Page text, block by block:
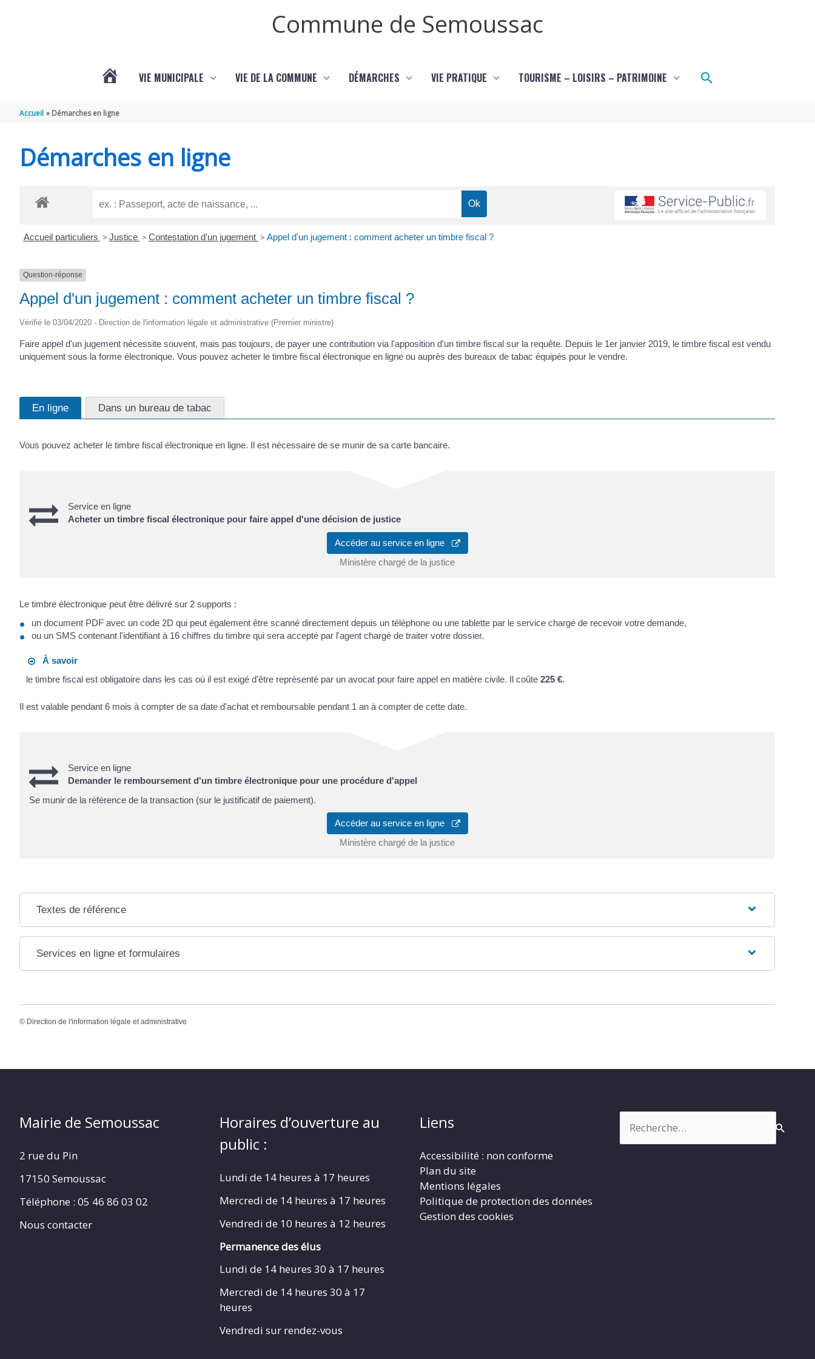
Commune de Semoussac
SEMOUSSAC
VIE MUNICIPALE VIE DE LA COMMUNE DÉMARCHES VIE PRATIQUE TOURISME – LOISIRS – PATRIMOINE Rechercher
Accueil Démarches en ligne
Démarches en ligne
Accueil particuliers > Justice > Contestation d'un jugement > Appel d'un jugement : comment acheter un timbre fiscal ?
Question-réponse
Appel d'un jugement : comment acheter un timbre fiscal ?
Vérifié le 03/04/2020 - Direction de l'information légale et administrative (Premier ministre)
Faire appel d'un jugement nécessite souvent, mais pas toujours, de payer une contribution via l'apposition d'un timbre fiscal sur la requête. Depuis le 1er janvier 2019, le timbre fiscal est vendu
uniquement sous la forme électronique. Vous pouvez acheter le timbre fiscal électronique en ligne ou auprès des bureaux de tabac équipés pour le vendre.
En ligne Dans un bureau de tabac
Vous pouvez acheter le timbre fiscal électronique en ligne. Il est nécessaire de se munir de sa carte bancaire.
Service en ligne
Acheter un timbre fiscal électronique pour faire appel d'une décision de justice
Accéder au service en ligne
Ministère chargé de la justice
Le timbre électronique peut être délivré sur 2 supports :
un document PDF avec un code 2D qui peut également être scanné directement depuis un téléphone ou une tablette par le service chargé de recevoir votre demande,
ou un SMS contenant l'identifiant à 16 chiffres du timbre qui sera accepté par l'agent chargé de traiter votre dossier.
À savoir
le timbre fiscal est obligatoire dans les cas où il est exigé d'être représenté par un avocat pour faire appel en matière civile. Il coûte225 €.
Il est valable pendant 6 mois à compter de sa date d'achat et remboursable pendant 1 an à compter de cette date.
Service en ligne
Demander le remboursement d'un timbre électronique pour une procédure d'appel
Se munir de la référence de la transaction (sur le justificatif de paiement).
Accéder au service en ligne
Ministère chargé de la justice
Textes de référence
Services en ligne et formulaires
© Direction de l'information légale et administrative
Mairie de Semoussac
2 rue du Pin
17150 Semoussac
Téléphone : 05 46 86 03 02
Nous contacter
Horaires d’ouverture au
public :
Lundi de 14 heures à 17 heures
Mercredi de 14 heures à 17 heures
Vendredi de 10 heures à 12 heures
Permanence des élus
Lundi de 14 heures 30 à 17 heures
Mercredi de 14 heures 30 à 17
heures
Vendredi sur rendez-vous
Liens
Accessibilité : non conforme
Plan du site
Mentions légales
Politique de protection des données
Gestion des cookies